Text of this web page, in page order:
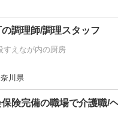
調理師/調理スタッフ
すえなが内の厨房
川県
険完備の職場で介護職/